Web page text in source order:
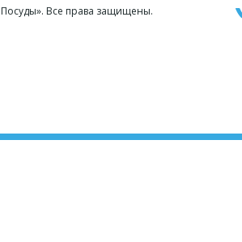
Все права защищены.